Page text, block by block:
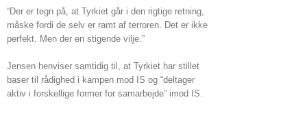
“Der er tegn på, at Tyrkiet går i den rigtige retning,
måske fordi de selv er ramt af terroren. Det er ikke
perfekt. Men der en stigende vilje.”
Jensen henviser samtidig til, at Tyrkiet har stillet
baser til rådighed i kampen mod IS og “deltager
aktiv i forskellige former for samarbejde” imod IS.